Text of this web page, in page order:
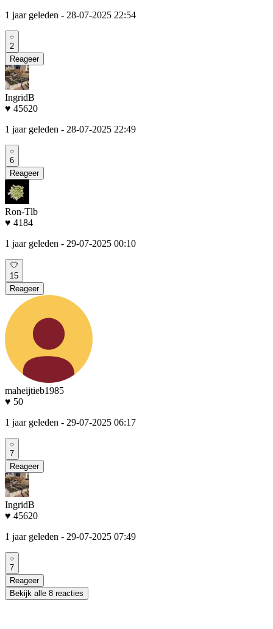
1 jaar geleden - 28-07-2025 22:54
2
Reageer
IngridB
♥ 45620
1 jaar geleden - 28-07-2025 22:49
6
Reageer
Ron-Tlb
♥ 4184
1 jaar geleden - 29-07-2025 00:10
15
Reageer
maheijtieb1985
♥ 50
1 jaar geleden - 29-07-2025 06:17
7
Reageer
IngridB
♥ 45620
1 jaar geleden - 29-07-2025 07:49
7
Reageer
Bekijk alle 8 reacties